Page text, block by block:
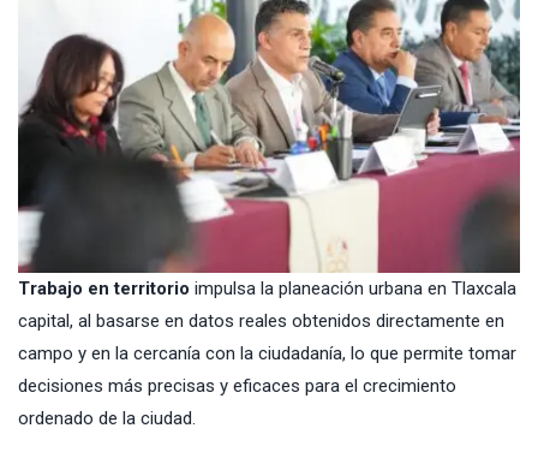
Trabajo en territorio impulsa la planeación urbana en Tlaxcala
capital, al basarse en datos reales obtenidos directamente en
campo y en la cercanía con la ciudadanía, lo que permite tomar
decisiones más precisas y eficaces para el crecimiento
ordenado de la ciudad.